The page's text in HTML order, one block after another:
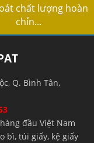
chất lượng hoàn
chỉn...
Q. Bình Tân,
đầu Việt Nam
bì, túi giấy, kệ giấy